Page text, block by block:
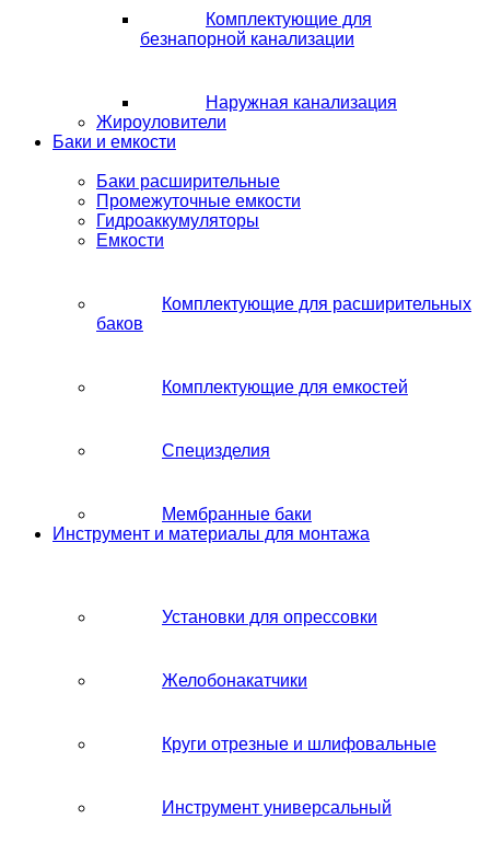
Комплектующие для
безнапорной канализации
Наружная канализация
Жироуловители
Баки и емкости
Баки расширительные
Промежуточные емкости
Гидроаккумуляторы
Емкости
Комплектующие для расширительных
баков
Комплектующие для емкостей
Специзделия
Мембранные баки
Инструмент и материалы для монтажа
Установки для опрессовки
Желобонакатчики
Круги отрезные и шлифовальные
Инструмент универсальный